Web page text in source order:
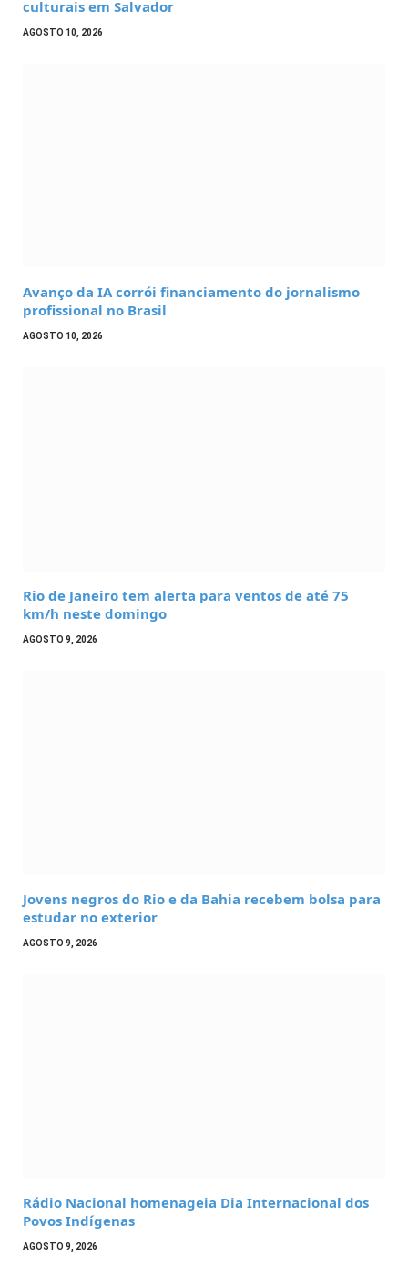
culturais em Salvador
AGOSTO 10, 2026
Avanço da IA corrói financiamento do jornalismo
profissional no Brasil
AGOSTO 10, 2026
Rio de Janeiro tem alerta para ventos de até 75
km/h neste domingo
AGOSTO 9, 2026
Jovens negros do Rio e da Bahia recebem bolsa para
estudar no exterior
AGOSTO 9, 2026
Rádio Nacional homenageia Dia Internacional dos
Povos Indígenas
AGOSTO 9, 2026